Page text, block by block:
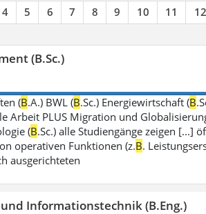
4 5 6 7 8 9 10 11 12
(B.Sc.)
(B.A.) BWL (B.Sc.) Energiewirtschaft (B
Arbeit PLUS Migration und
(B.Sc.) alle Studiengänge zeigen [...]
operativen Funktionen (z.B.
ausgerichteten
Informationstechnik (B.Eng.)